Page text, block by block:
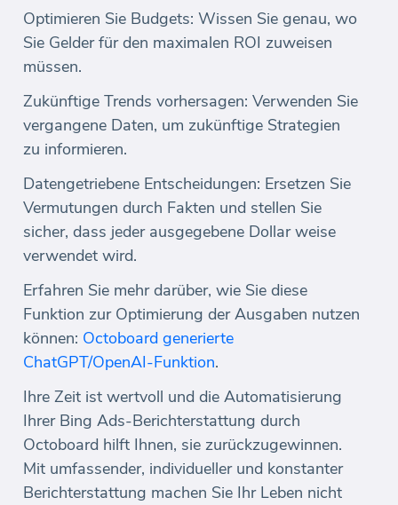
Optimieren Sie Budgets: Wissen Sie genau, wo
Sie Gelder für den maximalen ROI zuweisen
müssen.
Zukünftige Trends vorhersagen: Verwenden Sie
vergangene Daten, um zukünftige Strategien
zu informieren.
Datengetriebene Entscheidungen: Ersetzen Sie
Vermutungen durch Fakten und stellen Sie
sicher, dass jeder ausgegebene Dollar weise
verwendet wird.
Erfahren Sie mehr darüber, wie Sie diese
Funktion zur Optimierung der Ausgaben nutzen
können: Octoboard generierte
ChatGPT/OpenAI-Funktion.
Ihre Zeit ist wertvoll und die Automatisierung
Ihrer Bing Ads-Berichterstattung durch
Octoboard hilft Ihnen, sie zurückzugewinnen.
Mit umfassender, individueller und konstanter
Berichterstattung machen Sie Ihr Leben nicht